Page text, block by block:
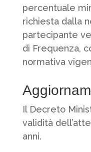
percentuale
richiesta dalla
partecipante
di Frequenza,
normativa
Il Decreto
validità
anni.